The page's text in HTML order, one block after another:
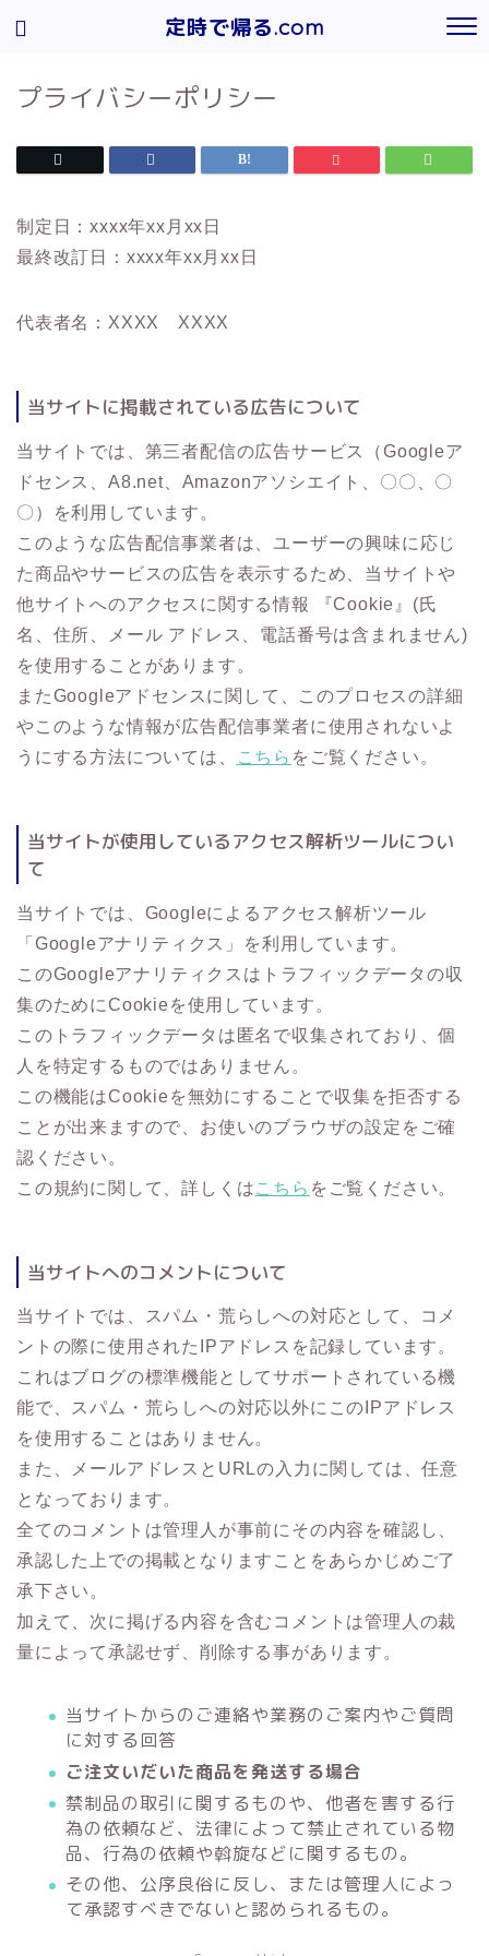
定時で帰る.com
プライバシーポリシー
制定日：xxxx年xx月xx日
最終改訂日：xxxx年xx月xx日
代表者名：XXXX XXXX
当サイトに掲載されている広告について
当サイトでは、第三者配信の広告サービス（Googleア
ドセンス、A8.net、Amazonアソシエイト、〇〇、〇
〇）を利用しています。
このような広告配信事業者は、ユーザーの興味に応じ
た商品やサービスの広告を表示するため、当サイトや
他サイトへのアクセスに関する情報 『Cookie』(氏
名、住所、メール アドレス、電話番号は含まれません)
を使用することがあります。
またGoogleアドセンスに関して、このプロセスの詳細
やこのような情報が広告配信事業者に使用されないよ
うにする方法については、
こちら をご覧ください。
当サイトが使用しているアクセス解析ツールについ
て
当サイトでは、Googleによるアクセス解析ツール
「Googleアナリティクス」を利用しています。
このGoogleアナリティクスはトラフィックデータの収
集のためにCookieを使用しています。
このトラフィックデータは匿名で収集されており、個
人を特定するものではありません。
この機能はCookieを無効にすることで収集を拒否する
ことが出来ますので、お使いのブラウザの設定をご確
認ください。
この規約に関して、詳しくはこちら をご覧ください。
当サイトへのコメントについて
当サイトでは、スパム・荒らしへの対応として、コメ
ントの際に使用されたIPアドレスを記録しています。
これはブログの標準機能としてサポートされている機
能で、スパム・荒らしへの対応以外にこのIPアドレス
を使用することはありません。
また、メールアドレスとURLの入力に関しては、任意
となっております。
全てのコメントは管理人が事前にその内容を確認し、
承認した上での掲載となりますことをあらかじめご了
承下さい。
加えて、次に掲げる内容を含むコメントは管理人の裁
量によって承認せず、削除する事があります。
当サイトからのご連絡や業務のご案内やご質問
に対する回答
ご注文いだいた商品を発送する場合
禁制品の取引に関するものや、他者を害する行
為の依頼など、法律によって禁止されている物
品、行為の依頼や斡旋などに関するもの。
その他、公序良俗に反し、または管理人によっ
て承認すべきでないと認められるもの。